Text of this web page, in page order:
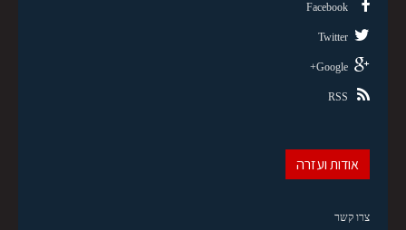
Facebook
Twitter
Google+
RSS
אודות ועזרה
צרו קשר